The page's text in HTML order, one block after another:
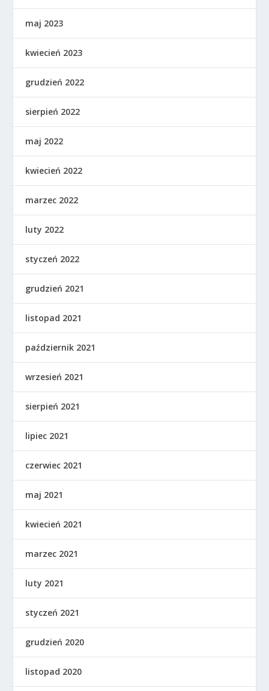
maj 2023
kwiecień 2023
grudzień 2022
sierpień 2022
maj 2022
kwiecień 2022
marzec 2022
luty 2022
styczeń 2022
grudzień 2021
listopad 2021
październik 2021
wrzesień 2021
sierpień 2021
lipiec 2021
czerwiec 2021
maj 2021
kwiecień 2021
marzec 2021
luty 2021
styczeń 2021
grudzień 2020
listopad 2020